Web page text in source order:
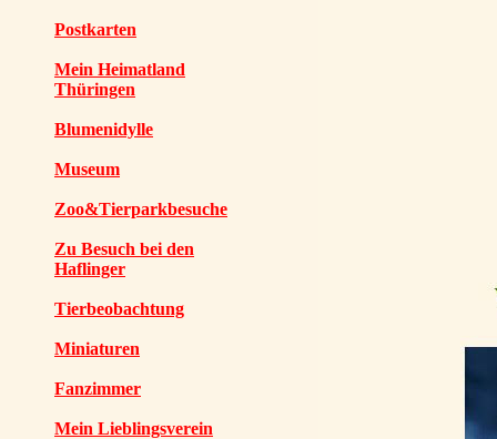
Postkarten
Mein Heimatland
Thüringen
Blumenidylle
Museum
Zoo&Tierparkbesuche
Zu Besuch bei den
Haflinger
Tierbeobachtung
Miniaturen
Fanzimmer
Mein Lieblingsverein